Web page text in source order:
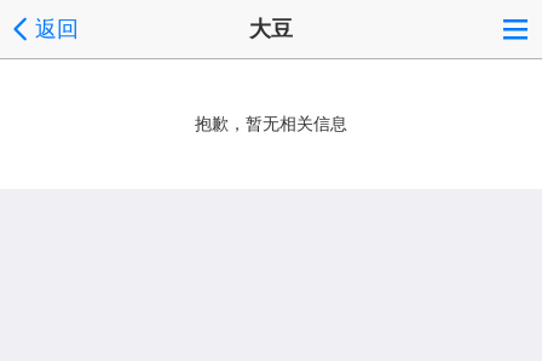
返回 大豆
抱歉，暂无相关信息